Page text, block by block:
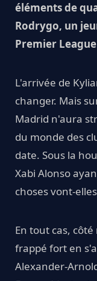
éléments de
Rodrygo, un
Premier
L'arrivée de
changer. Mais
Madrid n'aura
du monde des
date. Sous la
Xabi Alonso
choses vont-
En tout cas,
frappé fort en
Alexander-